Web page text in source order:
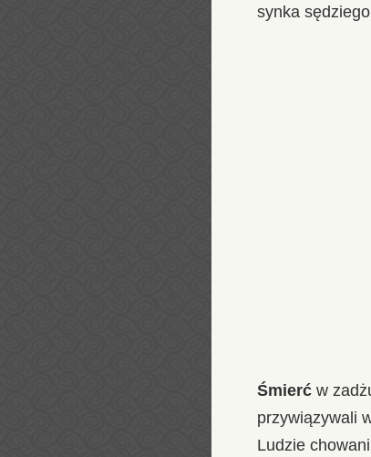
synka
Śmierć w
przywiązywali
Ludzie